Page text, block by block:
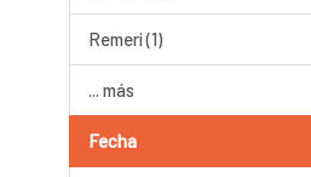
Remeri (1)
... más
Fecha